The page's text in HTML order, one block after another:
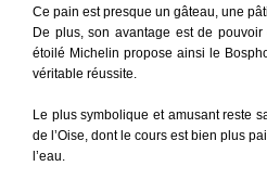
Ce pain est presque un gâteau, une
De plus, son avantage est de
étoilé Michelin propose ainsi le
véritable réussite.
Le plus symbolique et amusant reste
de l’Oise, dont le cours est bien plus
l’eau.